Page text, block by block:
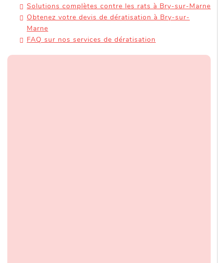
Solutions complètes contre les rats à Bry-sur-Marne
Obtenez votre devis de dératisation à Bry-sur-
Marne
FAQ sur nos services de dératisation